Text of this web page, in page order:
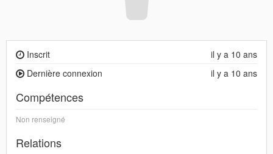
il y a 10 ans
Inscrit
il y a 10 ans
Dernière connexion
Compétences
Non renseigné
Relations